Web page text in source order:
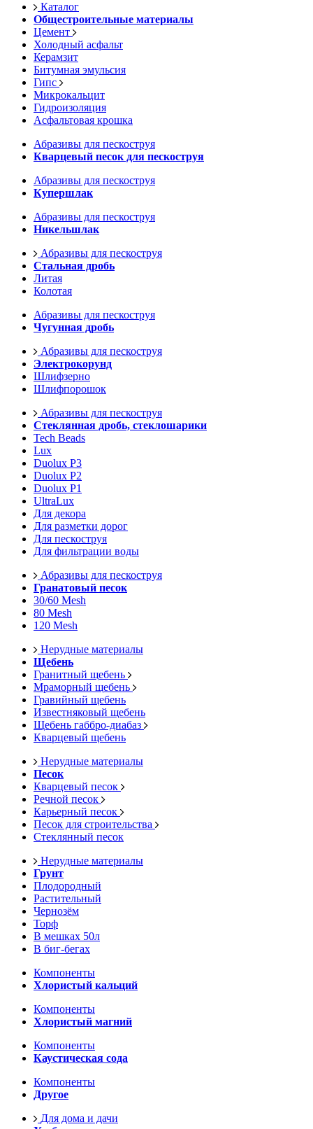
Каталог
Общестроительные материалы
Цемент
Холодный асфальт
Керамзит
Битумная эмульсия
Гипс
Микрокальцит
Гидроизоляция
Асфальтовая крошка
Абразивы для пескоструя
Кварцевый песок для пескоструя
Абразивы для пескоструя
Купершлак
Абразивы для пескоструя
Никельшлак
Абразивы для пескоструя
Стальная дробь
Литая
Колотая
Абразивы для пескоструя
Чугунная дробь
Абразивы для пескоструя
Электрокорунд
Шлифзерно
Шлифпорошок
Абразивы для пескоструя
Стеклянная дробь, стеклошарики
Tech Beads
Lux
Duolux P3
Duolux P2
Duolux P1
UltraLux
Для декора
Для разметки дорог
Для пескоструя
Для фильтрации воды
Абразивы для пескоструя
Гранатовый песок
30/60 Mesh
80 Mesh
120 Mesh
Нерудные материалы
Щебень
Гранитный щебень
Мраморный щебень
Гравийный щебень
Известняковый щебень
Щебень габбро-диабаз
Кварцевый щебень
Нерудные материалы
Песок
Кварцевый песок
Речной песок
Карьерный песок
Песок для строительства
Стеклянный песок
Нерудные материалы
Грунт
Плодородный
Растительный
Чернозём
Торф
В мешках 50л
В биг-бегах
Компоненты
Хлористый кальций
Компоненты
Хлористый магний
Компоненты
Каустическая сода
Компоненты
Другое
Для дома и дачи